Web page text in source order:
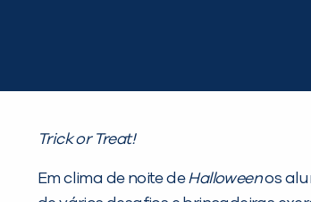
Trick or Treat!
Em clima de noite deHalloweenos